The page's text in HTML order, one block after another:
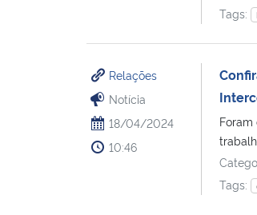
Tags:
Relações
Notícia
18/04/2024
10:46
Tags: